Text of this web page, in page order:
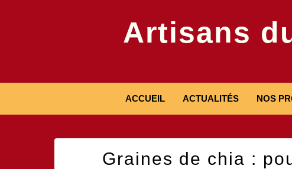
Artisans
ACCUEIL ACTUALITÉS NOS
Graines de chia :